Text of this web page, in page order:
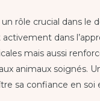
rôle crucial dans le
activement dans
mais aussi
animaux soignés.
sa confiance en soi